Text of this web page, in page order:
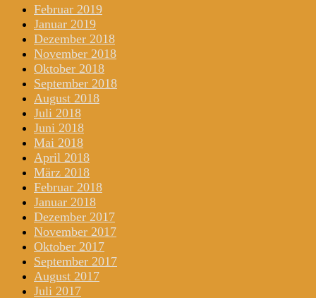
Februar 2019
Januar 2019
Dezember 2018
November 2018
Oktober 2018
September 2018
August 2018
Juli 2018
Juni 2018
Mai 2018
April 2018
März 2018
Februar 2018
Januar 2018
Dezember 2017
November 2017
Oktober 2017
September 2017
August 2017
Juli 2017